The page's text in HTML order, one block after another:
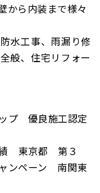
から内装まで様々
水工事、雨漏り修
般、住宅リフォー
プ 優良施工認定
績 東京都 第３
ンペーン 南関東